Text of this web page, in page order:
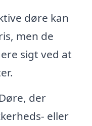
døre kan
men de
sigt ved at
Døre, der
eller